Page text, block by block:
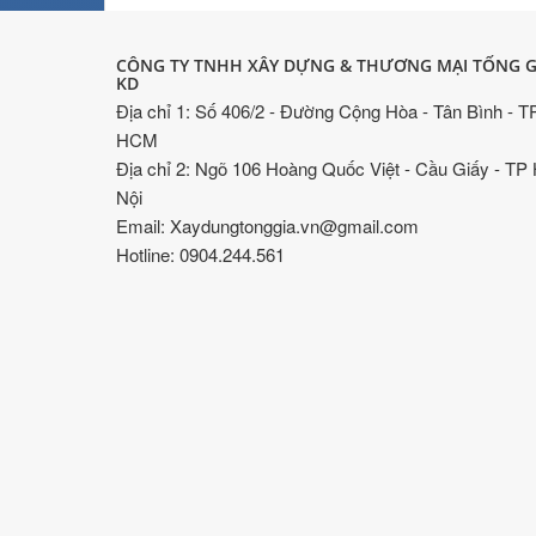
CÔNG TY TNHH XÂY DỰNG & THƯƠNG MẠI TỐNG
KD
Địa chỉ 1: Số 406/2 - Đường Cộng Hòa - Tân Bình -
HCM
Địa chỉ 2: Ngõ 106 Hoàng Quốc Việt - Cầu Giấy - TP
Nội
Email: Xaydungtonggia.vn@gmail.com
Hotline: 0904.244.561